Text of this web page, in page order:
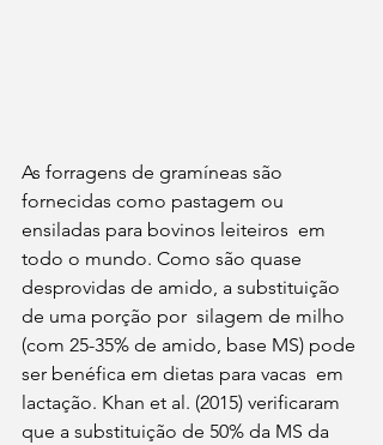
As forragens de gramíneas são
fornecidas como pastagem ou
ensiladas para bovinos leiteiros  em
todo o mundo. Como são quase
desprovidas de amido, a substituição
de uma porção por  silagem de milho
(com 25-35% de amido, base MS) pode
ser benéfica em dietas para vacas  em
lactação. Khan et al. (2015) verificaram
que a substituição de 50% da MS da